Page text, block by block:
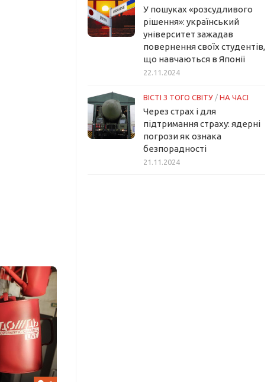
У пошуках «розсудливого
рішення»: український
університет зажадав
повернення своїх студентів,
що навчаються в Японії
22.11.2024
ВІСТІ З ТОГО СВІТУ / НА ЧАСІ
Через страх і для
підтримання страху: ядерні
погрози як ознака
безпорадності
21.11.2024